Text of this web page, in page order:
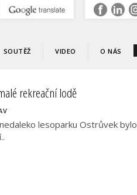
.
SOUTĚŽ VIDEO O NÁS
rekreační lodě
lesoparku Ostrůvek